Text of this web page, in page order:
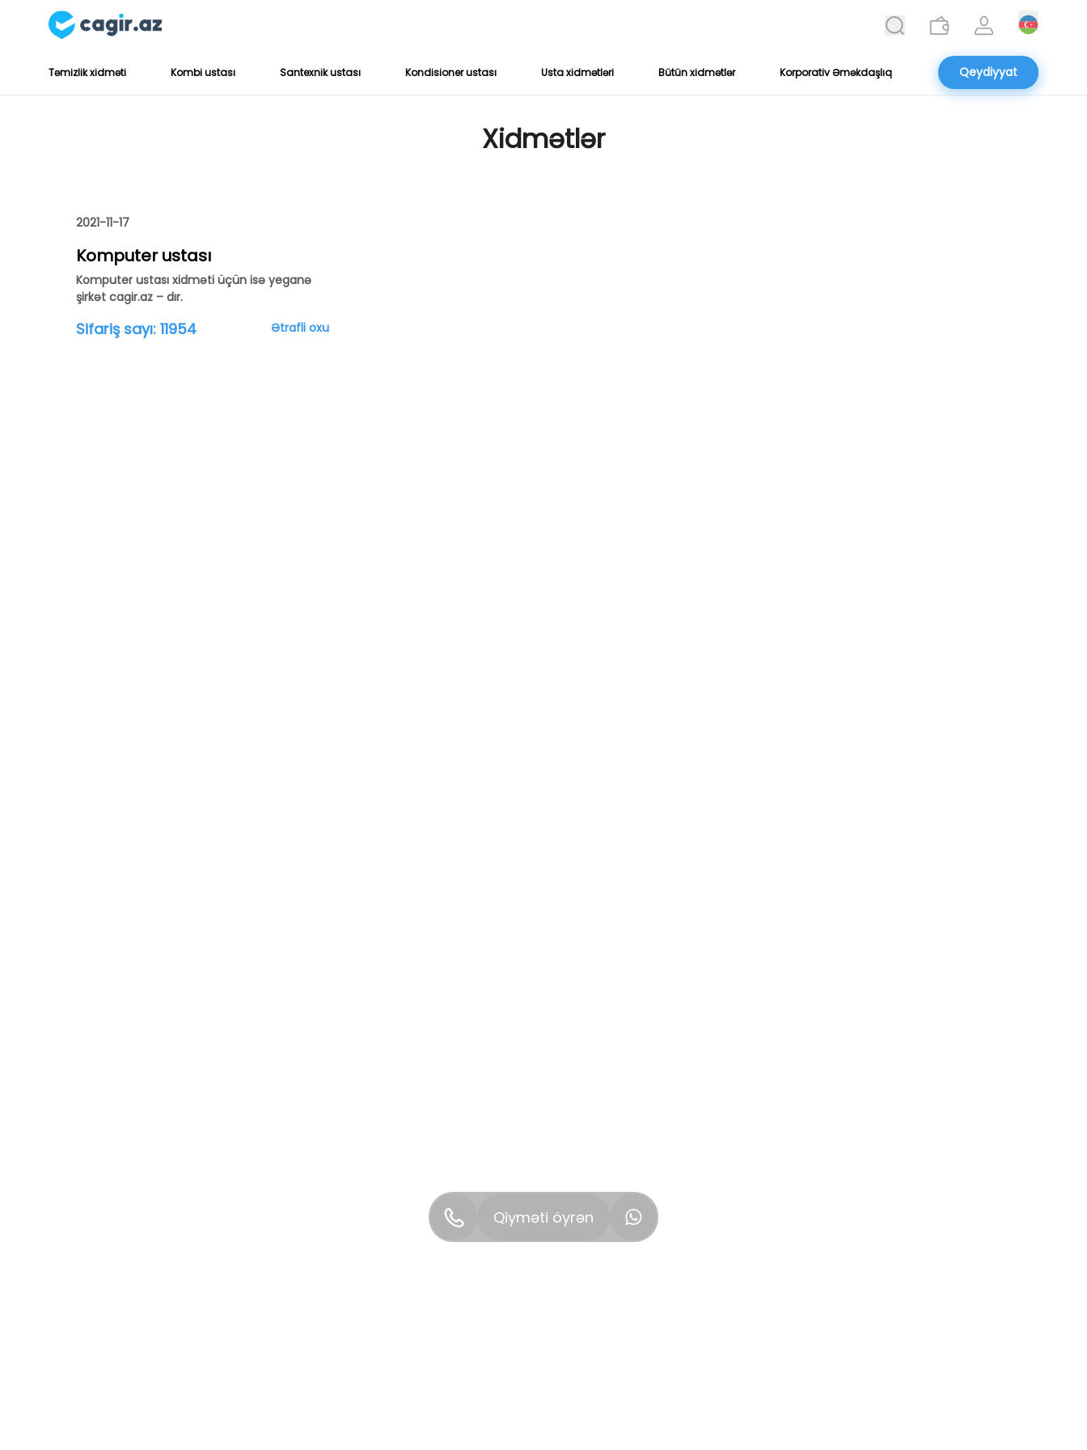
Təmizlik xidməti Kombi ustası Santexnik ustası Kondisioner ustası Usta xidmətləri Bütün xidmətlər Korporativ Əməkdaşlıq Qeydiyyat
Xidmətlər
2021-11-17
Komputer ustası
Komputer ustası xidməti üçün isə yeganə
şirkət cagir.az – dır.
Sifariş sayı: 11954 Ətrafli oxu
Qiyməti öyrən